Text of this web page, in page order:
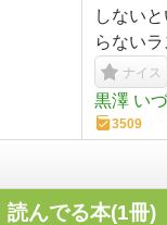
しない
らないラ
ナイス
黒澤 い
3509
読んでる本(1冊)